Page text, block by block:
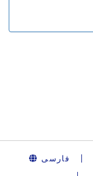
فارسی